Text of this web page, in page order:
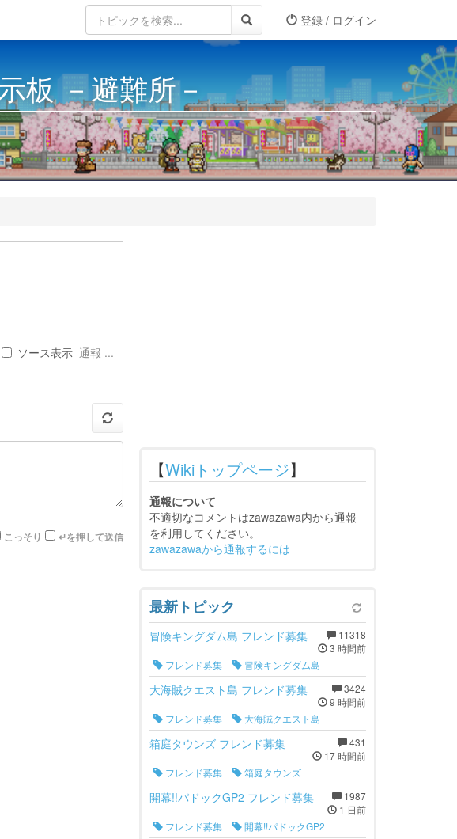
登録 / ログイン
板 －避難所－
ソース表示 通報 ...
こっそり ↵を押して送信
【Wikiトップページ】
通報について
不適切なコメントはzawazawa内から通報
を利用してください。
zawazawaから通報するには
最新トピック
11318
3 時間前
冒険キングダム島 フレンド募集
フレンド募集
冒険キングダム島
3424
9 時間前
大海賊クエスト島 フレンド募集
フレンド募集
大海賊クエスト島
431
17 時間前
箱庭タウンズ フレンド募集
フレンド募集
箱庭タウンズ
1987
1 日前
開幕!!パドックGP2 フレンド募集
フレンド募集
開幕!!パドックGP2